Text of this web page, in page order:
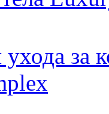
ухода за